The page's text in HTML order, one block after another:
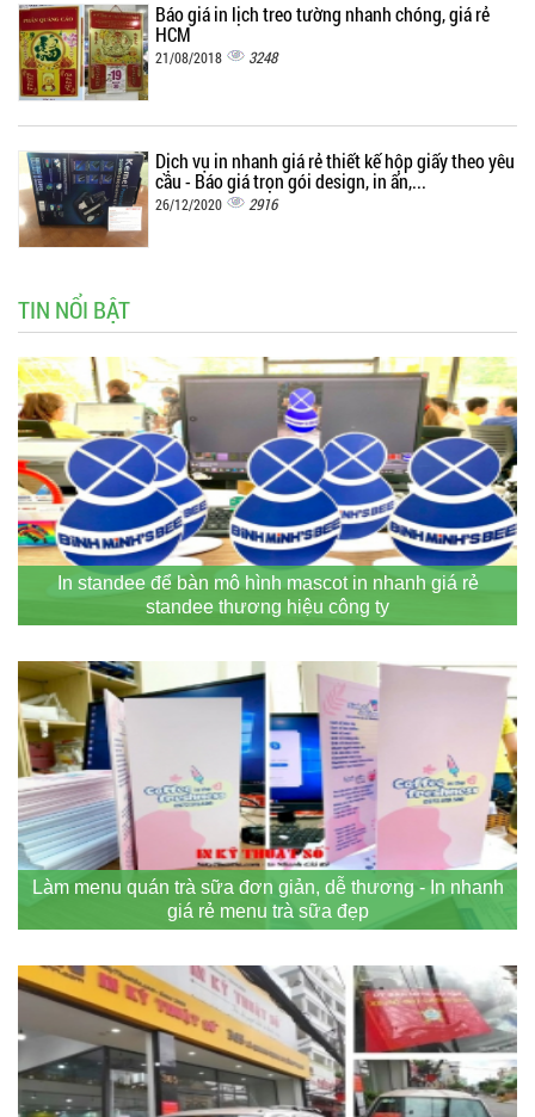
Báo giá in lịch treo tường nhanh chóng, giá rẻ
HCM
21/08/2018 3248
Dịch vụ in nhanh giá rẻ thiết kế hộp giấy theo yêu
cầu - Báo giá trọn gói design, in ấn,...
26/12/2020 2916
TIN NỔI BẬT
In standee để bàn mô hình mascot in nhanh giá rẻ
standee thương hiệu công ty
Làm menu quán trà sữa đơn giản, dễ thương - In nhanh
giá rẻ menu trà sữa đẹp